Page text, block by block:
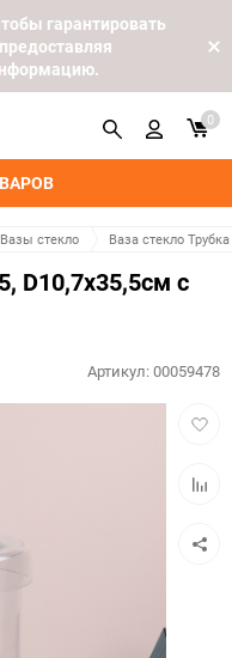
гарантировать
0
Вазы стекло Ваза стекло Трубка
D10,7x35,5см с
Артикул:00059478